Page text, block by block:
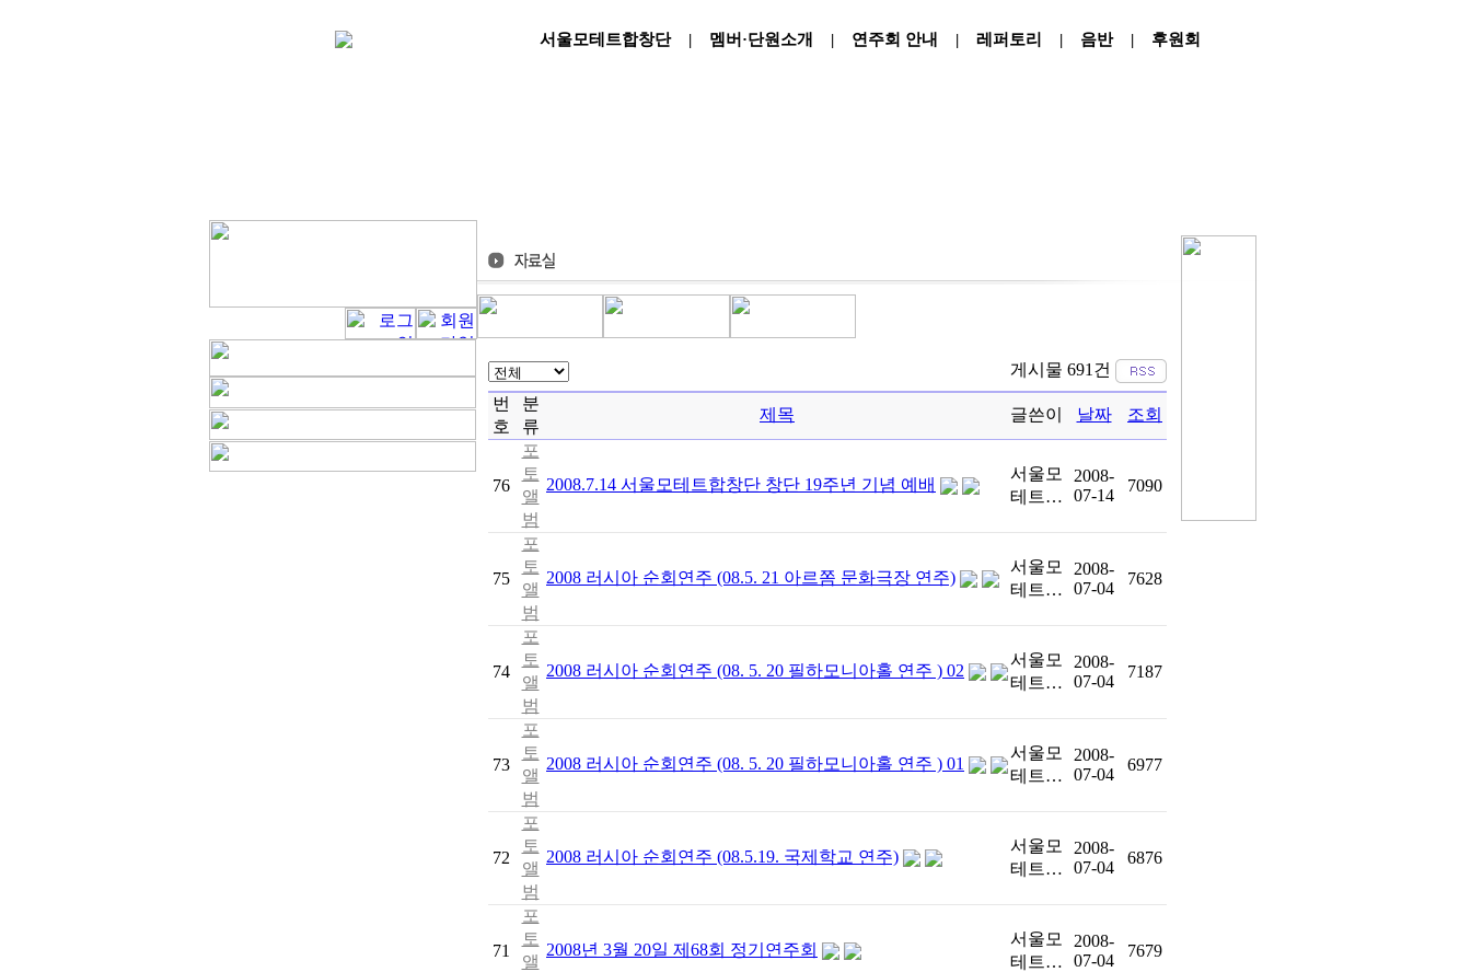
서울모테트합창단| 멤버·단원소개 | 연주회 안내 | 레퍼토리 | 음반| 후원회
게시물 691건
번
호
분
류
제목 글쓴이 날짜 조회
76
포
토
앨
범
2008.7.14 서울모테트합창단 창단 19주년 기념 예배
서울모
테트…
2008-
07-14
7090
75
포
토
앨
범
2008 러시아 순회연주 (08.5. 21 아르쫌 문화극장 연주)
서울모
테트…
2008-
07-04
7628
74
포
토
앨
범
2008 러시아 순회연주 (08. 5. 20 필하모니아홀 연주 ) 02
서울모
테트…
2008-
07-04
7187
73
포
토
앨
범
2008 러시아 순회연주 (08. 5. 20 필하모니아홀 연주 ) 01
서울모
테트…
2008-
07-04
6977
72
포
토
앨
범
2008 러시아 순회연주 (08.5.19. 국제학교 연주)
서울모
테트…
2008-
07-04
6876
71
포
토
앨
2008년 3월 20일 제68회 정기연주회
서울모
테트…
2008-
07-04
7679